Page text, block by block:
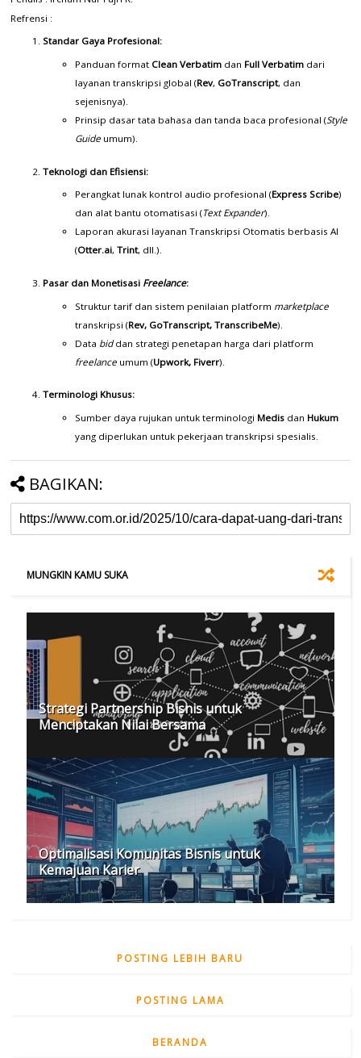
Refrensi :
Standar Gaya Profesional:
Panduan format Clean Verbatim dan Full Verbatim dari
layanan transkripsi global (Rev, GoTranscript, dan
sejenisnya).
Prinsip dasar tata bahasa dan tanda baca profesional (Style
Guide umum).
Teknologi dan Efisiensi:
Perangkat lunak kontrol audio profesional (Express Scribe)
dan alat bantu otomatisasi (Text Expander).
Laporan akurasi layanan Transkripsi Otomatis berbasis AI
(Otter.ai,Trint, dll.).
Pasar dan Monetisasi Freelance:
Struktur tarif dan sistem penilaian platform marketplace
transkripsi (Rev, GoTranscript, TranscribeMe).
Data biddan strategi penetapan harga dari platform
freelance umum (Upwork, Fiverr).
Terminologi Khusus:
Sumber daya rujukan untuk terminologi Medis dan Hukum
yang diperlukan untuk pekerjaan transkripsi spesialis.
BAGIKAN:
MUNGKIN KAMU SUKA
Strategi Partnership Bisnis untuk
Menciptakan Nilai Bersama
Optimalisasi Komunitas Bisnis untuk
Kemajuan Karier
POSTING LEBIH BARU
POSTING LAMA
BERANDA